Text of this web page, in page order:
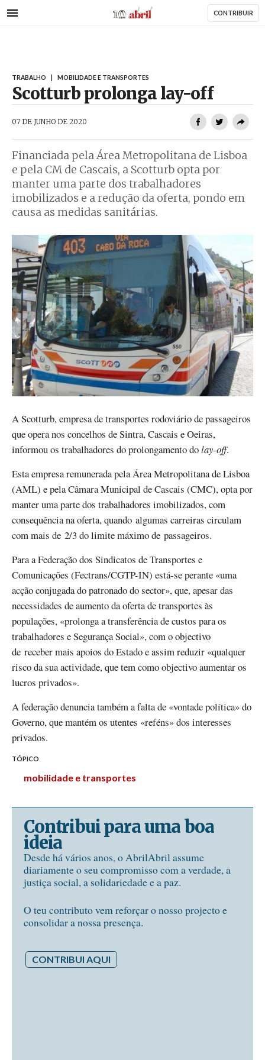
para
AbrilAbril CONTRIBUIR
TRABALHO MOBILIDADE E TRANSPORTES
Scotturb prolonga lay-off
07 DE JUNHO DE 2020
Financiada pela Área Metropolitana de Lisboa
e pela CM de Cascais, a Scotturb opta por
manter uma parte dos trabalhadores
imobilizados e a redução da oferta, pondo em
causa as medidas sanitárias.
A Scotturb, empresa de transportes rodoviário de passageiros
que opera nos concelhos de Sintra, Cascais e Oeiras,
informou os trabalhadores do prolongamento dolay-off.
Esta empresa remunerada pela Área Metropolitana de Lisboa
(AML) e pela Câmara Municipal de Cascais (CMC), opta por
manter uma parte dos trabalhadores imobilizados, com
consequência na oferta, quando algumas carreiras circulam
com mais de 2/3 do limite máximo de passageiros.
Para a Federação dos Sindicatos de Transportes e
Comunicações (Fectrans/CGTP-IN) está-se perante «uma
acção conjugada do patronado do sector», que, apesar das
necessidades de aumento da oferta de transportes às
populações, «prolonga a transferência de custos para os
trabalhadores e Segurança Social», com o objectivo
de receber mais apoios do Estado e assim reduzir «qualquer
risco da sua actividade, que tem como objectivo aumentar os
lucros privados».
A federação denuncia também a falta de «vontade política» do
Governo, que mantém os utentes «reféns» dos interesses
privados.
TÓPICO
mobilidade e transportes
Contribui para uma boa
ideia
Desde há vários anos, o AbrilAbril assume
diariamente o seu compromisso com a verdade, a
justiça social, a solidariedade e a paz.
O teu contributo vem reforçar o nosso projecto e
consolidar a nossa presença.
CONTRIBUI AQUI